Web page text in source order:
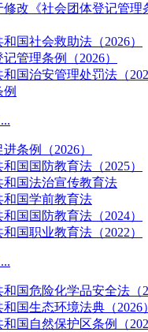
修改《社会团体登记管理
国社会救助法（2026）
管理条例（2026）
国治安管理处罚法（
条例（2026）
国国防教育法（2025）
和国法治宣传教育法
和国学前教育法
国国防教育法（2024）
国职业教育法（2022）
国危险化学品安全法（
国生态环境法典（2026）
国自然保护区条例（